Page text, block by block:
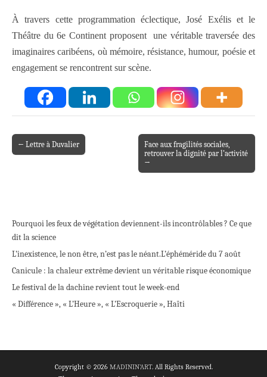
À travers cette programmation éclectique, José Exélis et le
Théâtre du 6e Continent proposent une véritable traversée des
imaginaires caribéens, où mémoire, résistance, humour, poésie et
engagement se rencontrent sur scène.
Post navigation
← Lettre à Duvalier
Face aux fragilités sociales,
retrouver la dignité par l’activité
→
Pourquoi les feux de végétation deviennent-ils incontrôlables ? Ce que
dit la science
L’inexistence, le non être, n’est pas le néant.L’éphéméride du 7 août
Canicule : la chaleur extrême devient un véritable risque économique
Le festival de la dachine revient tout le week-end
« Différence », « L’Heure », « L’Escroquerie », Haïti
Copyright © 2026 MADININ'ART. All Rights Reserved.